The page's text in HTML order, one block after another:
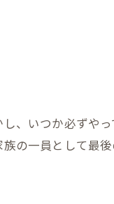
、いつか必ずや
の一員として最